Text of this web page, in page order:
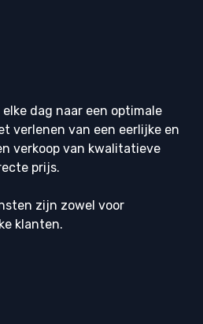
dag naar een optimale
verlenen van een eerlijke en
verkoop van kwalitatieve
prijs.
zijn zowel voor
klanten.